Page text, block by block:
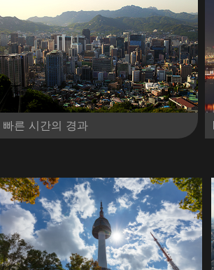
빠른 시간의 경과